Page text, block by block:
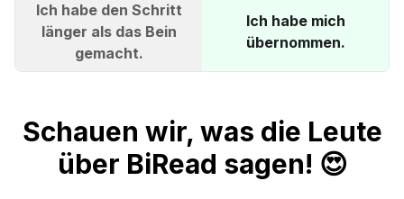
Ich habe den Schritt
länger als das Bein
gemacht.
Ich habe mich
übernommen.
Schauen wir, was die Leute
über BiRead sagen! 😍